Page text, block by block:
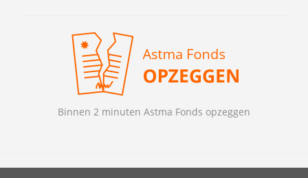
Binnen 2 minuten Astma Fonds opzeggen